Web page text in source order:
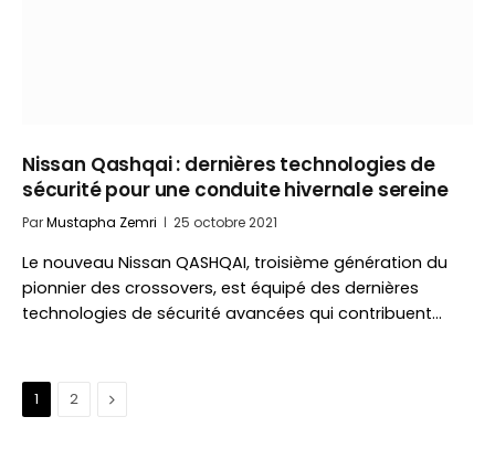
Nissan Qashqai : dernières technologies de
sécurité pour une conduite hivernale sereine
ParMustapha Zemri 25 octobre 2021
Le nouveau Nissan QASHQAI, troisième génération du
pionnier des crossovers, est équipé des dernières
technologies de sécurité avancées qui contribuent…
1 2 Suivant